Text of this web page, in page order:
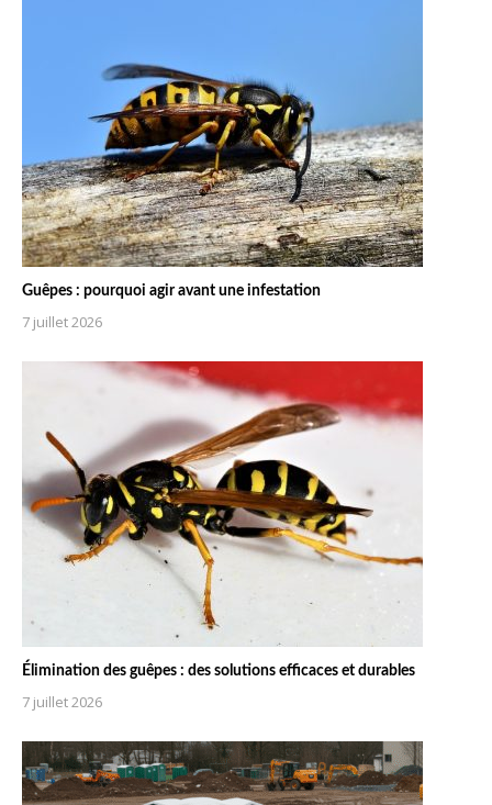
Guêpes : pourquoi agir avant une infestation
7 juillet 2026
Élimination des guêpes : des solutions efficaces et durables
7 juillet 2026